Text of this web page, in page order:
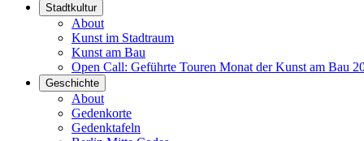
Stadtkultur
About
Kunst im Stadtraum
Kunst am Bau
Open Call: Geführte Touren Monat der Kunst am Bau
Geschichte
About
Gedenkorte
Gedenktafeln